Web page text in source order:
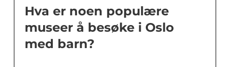
Hva er noen populære
museer å besøke i Oslo
med barn?